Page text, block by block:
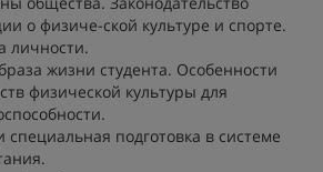
о физиче-ской культуре и спорте.
личности.
жизни студента. Особенности
физической культуры для
подготовка в системе